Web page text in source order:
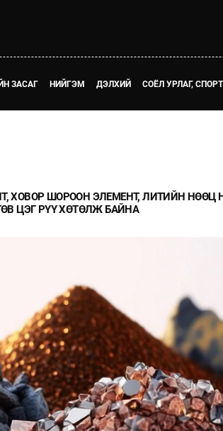
ЗАСАГ НИЙГЭМ ДЭЛХИЙ СОЁЛ УРЛАГ, СПОРТ
ХОВОР ШОРООН ЭЛЕМЕНТ, ЛИТИЙН НӨӨЦ
ЦЭГ РҮҮ ХӨТӨЛЖ БАЙНА
ГАЗАРТ
ШИЛЖҮҮЛСЭН БОЛ 20
ТАТВАР СУУТГАНА